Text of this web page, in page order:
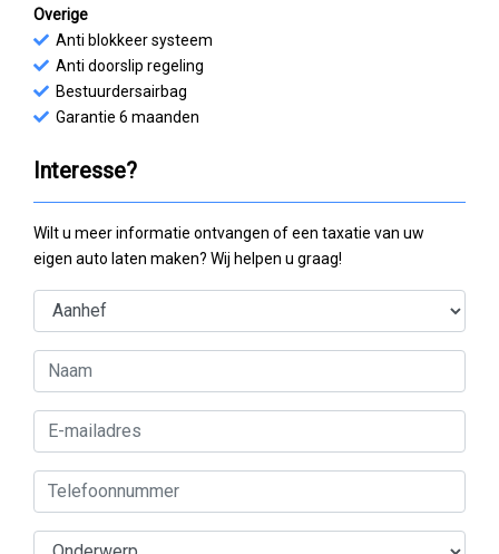
Overige
Anti blokkeer systeem
Anti doorslip regeling
Bestuurdersairbag
Garantie 6 maanden
Interesse?
Wilt u meer informatie ontvangen of een taxatie van uw
eigen auto laten maken? Wij helpen u graag!